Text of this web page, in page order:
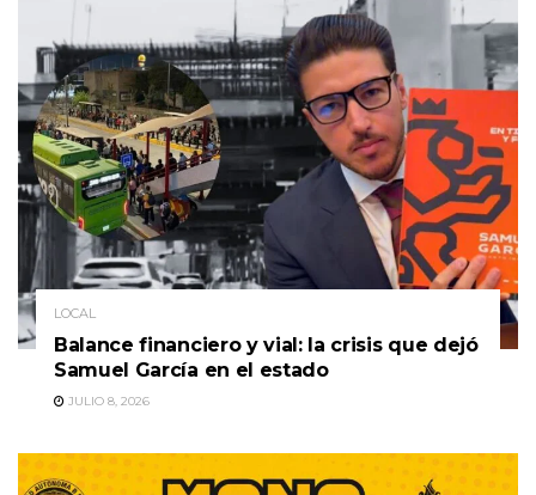
LOCAL
Balance financiero y vial: la crisis que dejó
Samuel García en el estado
JULIO 8, 2026